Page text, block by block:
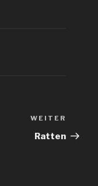
Beitrag
WEITER
Ratten